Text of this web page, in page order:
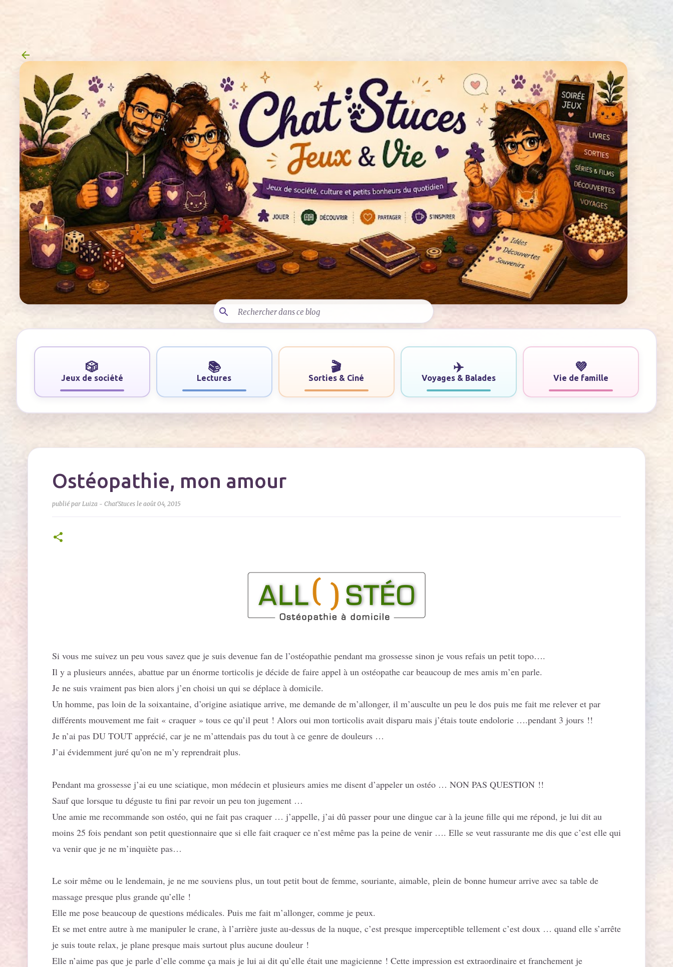
🎲
Jeux de société
📚
Lectures
🎬
Sorties & Ciné
✈️
Voyages & Balades
💜
Vie de famille
Ostéopathie, mon amour
publié par Luiza - Chat'Stuces le août 04, 2015
Si vous me suivez un peu vous savez que je suis devenue fan de l’ostéopathie pendant ma grossesse sinon je vous refais un petit topo….
Il y a plusieurs années, abattue par un énorme torticolis je décide de faire appel à un ostéopathe car beaucoup de mes amis m’en parle.
Je ne suis vraiment pas bien alors j’en choisi un qui se déplace à domicile.
Un homme, pas loin de la soixantaine, d’origine asiatique arrive, me demande de m’allonger, il m’ausculte un peu le dos puis me fait me relever et par
différents mouvement me fait « craquer » tous ce qu’il peut ! Alors oui mon torticolis avait disparu mais j’étais toute endolorie ….pendant 3 jours !!
Je n’ai pas DU TOUT apprécié, car je ne m’attendais pas du tout à ce genre de douleurs …
J’ai évidemment juré qu’on ne m’y reprendrait plus.
Pendant ma grossesse j’ai eu une sciatique, mon médecin et plusieurs amies me disent d’appeler un ostéo … NON PAS QUESTION !!
Sauf que lorsque tu déguste tu fini par revoir un peu ton jugement …
Une amie me recommande son ostéo, qui ne fait pas craquer … j’appelle, j’ai dû passer pour une dingue car à la jeune fille qui me répond, je lui dit au
moins 25 fois pendant son petit questionnaire que si elle fait craquer ce n’est même pas la peine de venir …. Elle se veut rassurante me dis que c’est elle qui
va venir que je ne m’inquiète pas…
Le soir même ou le lendemain, je ne me souviens plus, un tout petit bout de femme, souriante, aimable, plein de bonne humeur arrive avec sa table de
massage presque plus grande qu’elle !
Elle me pose beaucoup de questions médicales. Puis me fait m’allonger, comme je peux.
Et se met entre autre à me manipuler le crane, à l’arrière juste au-dessus de la nuque, c’est presque imperceptible tellement c’est doux … quand elle s’arrête
je suis toute relax, je plane presque mais surtout plus aucune douleur !
Elle n’aime pas que je parle d’elle comme ça mais je lui ai dit qu’elle était une magicienne ! Cette impression est extraordinaire et franchement je